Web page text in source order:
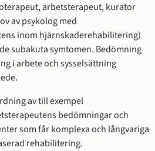
arbetsterapeut, kurator
av psykolog med
inom hjärnskaderehabilitering)
subakuta symtomen. Bedömning
i arbete och sysselsättning
av till exempel
bedömningar och
som får komplexa och långvariga
rehabilitering.